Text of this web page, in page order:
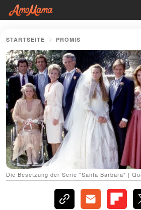
STARTSEITE PROMIS
Die Besetzung der Serie "Santa Barbara" |